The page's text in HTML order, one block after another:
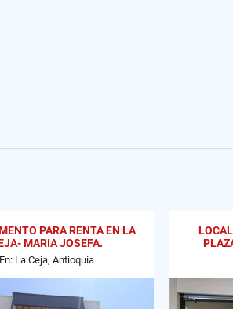
PARA RENTA EN LA
MARIA JOSEFA.
En: La Ceja, Antioquia